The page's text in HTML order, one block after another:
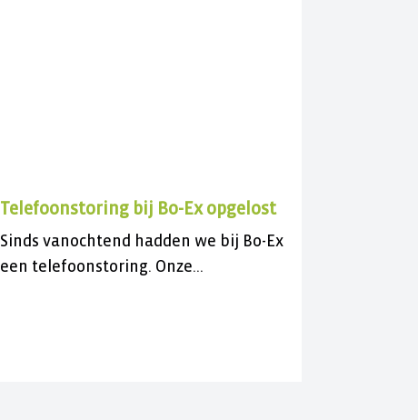
Telefoonstoring bij Bo-Ex opgelost
Sinds vanochtend hadden we bij Bo-Ex
een telefoonstoring. Onze